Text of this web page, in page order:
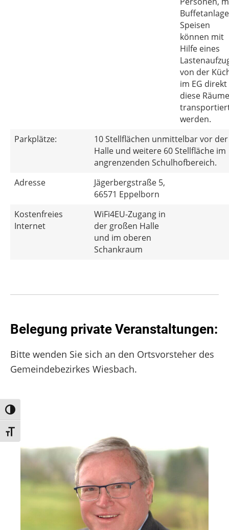
Umschalten auf hohe Kontraste
Schrift vergrößern
Speisen
können mit
Hilfe eines
von der
im EG
diese Räume
werden.
Parkplätze:
10 Stellflächen unmittelbar vor der
Halle und weitere 60 Stellfläche im
angrenzenden Schulhofbereich.
Adresse
Jägerbergstraße 5,
66571 Eppelborn
Kostenfreies
Internet
WiFi4EU-Zugang in
der großen Halle
und im oberen
Schankraum
Belegung private Veranstaltungen:
Bitte wenden Sie sich an den Ortsvorsteher des
Gemeindebezirkes Wiesbach.